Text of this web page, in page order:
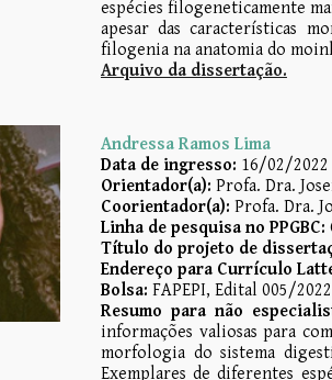
espécies filogeneticamente
apesar das características
filogenia na anatomia do
Arquivo da dissertação.
Andressa Ramos Lima
Data de ingresso: 16/02/2022
Orientador(a): Profa. Dra.
Coorientador(a): Profa. Dra.
Linha de pesquisa no PPGBC:
Título do projeto de
Endereço para Currículo
Bolsa: FAPEPI, Edital 005/2022
Resumo para não
informações valiosas para
morfologia do sistema
Exemplares de diferentes